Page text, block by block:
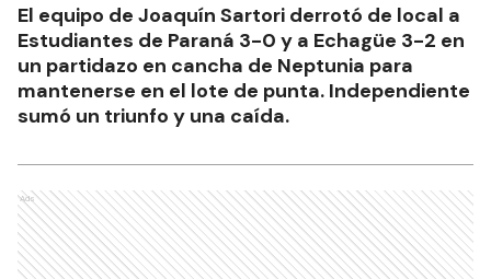
El equipo de Joaquín Sartori derrotó de local a
Estudiantes de Paraná 3-0 y a Echagüe 3-2 en
un partidazo en cancha de Neptunia para
mantenerse en el lote de punta. Independiente
sumó un triunfo y una caída.
Ads